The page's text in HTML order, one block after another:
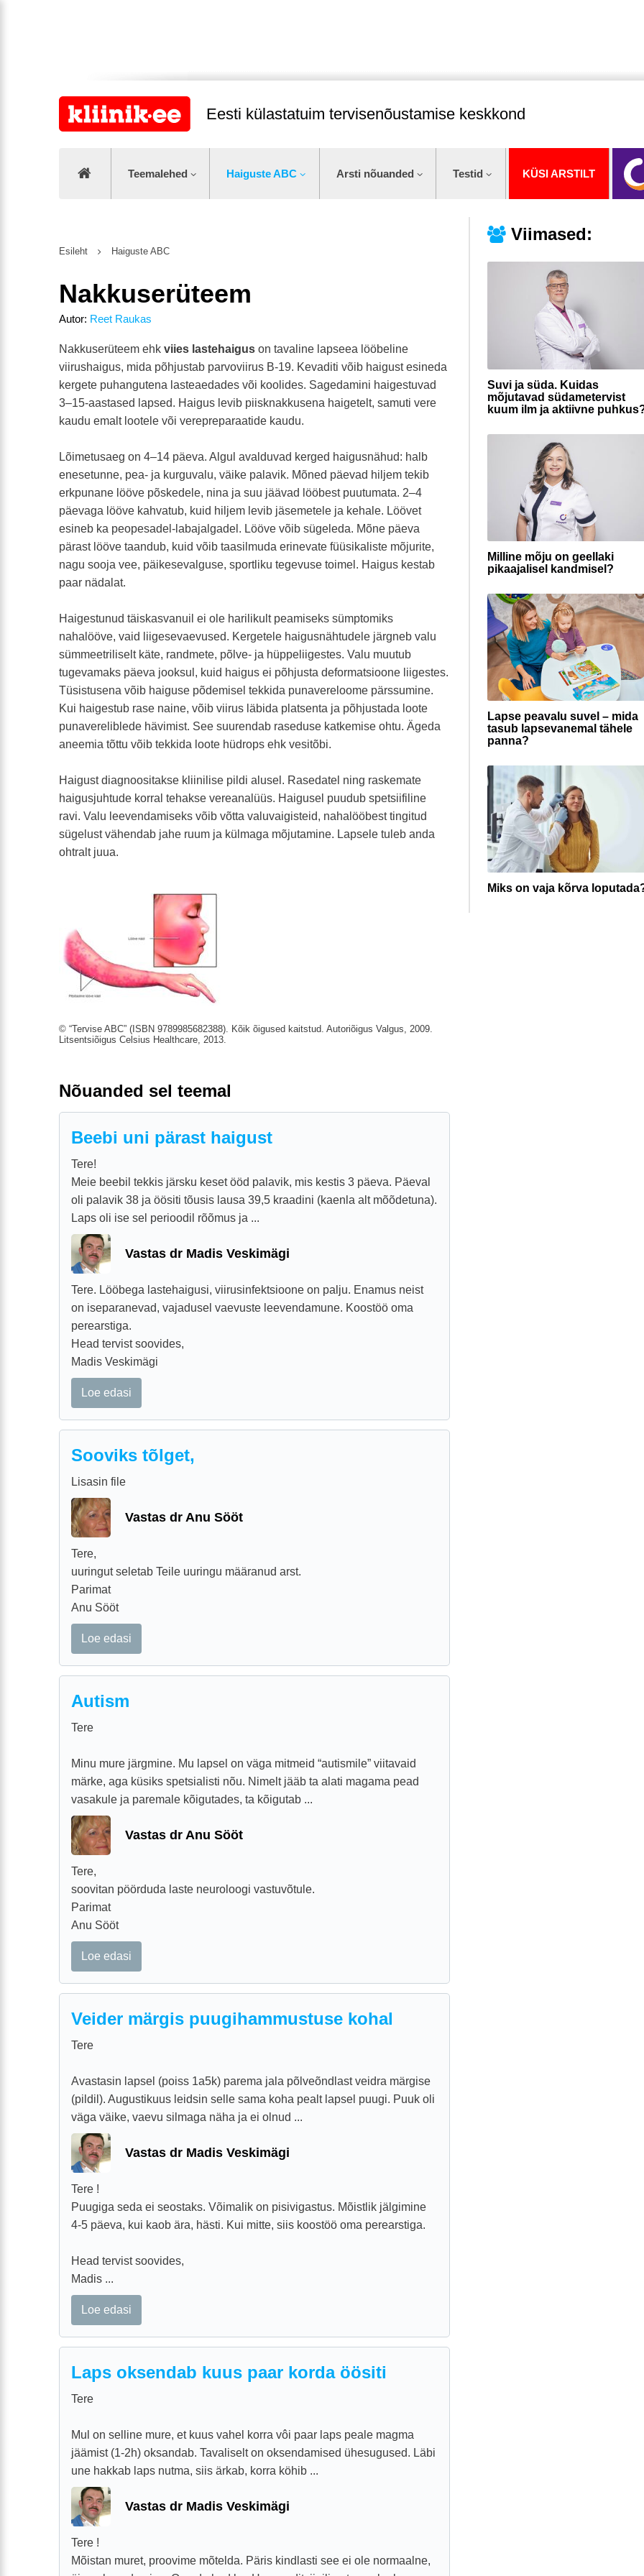
Eesti külastatuim tervisenõustamise keskkond
Teemalehed Haiguste ABC Arsti nõuanded Testid KÜSI ARSTILT
Viimased:
Suvi ja süda. Kuidas
mõjutavad südametervist
kuum ilm ja aktiivne
Milline mõju on geellaki
pikaajalisel kandmisel?
Lapse peavalu suvel – mida
tasub lapsevanemal tähele
panna?
Miks on vaja kõrva
Esileht Haiguste ABC
Nakkuserüteem
Autor: Reet Raukas
Nakkuserüteem ehk viies lastehaigus on tavaline lapseea lööbeline
viirushaigus, mida põhjustab parvoviirus B-19. Kevaditi võib haigust esineda
kergete puhangutena lasteaedades või koolides. Sagedamini haigestuvad
3–15-aastased lapsed. Haigus levib piisknakkusena haigetelt, samuti vere
kaudu emalt lootele või verepreparaatide kaudu.
Lõimetusaeg on 4–14 päeva. Algul avalduvad kerged haigusnähud: halb
enesetunne, pea- ja kurguvalu, väike palavik. Mõned päevad hiljem tekib
erkpunane lööve põskedele, nina ja suu jäävad lööbest puutumata. 2–4
päevaga lööve kahvatub, kuid hiljem levib jäsemetele ja kehale. Löövet
esineb ka peopesadel-labajalgadel. Lööve võib sügeleda. Mõne päeva
pärast lööve taandub, kuid võib taasilmuda erinevate füüsikaliste mõjurite,
nagu sooja vee, päikesevalguse, sportliku tegevuse toimel. Haigus kestab
paar nädalat.
Haigestunud täiskasvanuil ei ole harilikult peamiseks sümptomiks
nahalööve, vaid liigesevaevused. Kergetele haigusnähtudele järgneb valu
sümmeetriliselt käte, randmete, põlve- ja hüppeliigestes. Valu muutub
tugevamaks päeva jooksul, kuid haigus ei põhjusta deformatsioone liigestes.
Tüsistusena võib haiguse põdemisel tekkida punavereloome pärssumine.
Kui haigestub rase naine, võib viirus läbida platsenta ja põhjustada loote
punavereliblede hävimist. See suurendab raseduse katkemise ohtu. Ägeda
aneemia tõttu võib tekkida loote hüdrops ehk vesitõbi.
Haigust diagnoositakse kliinilise pildi alusel. Rasedatel ning raskemate
haigusjuhtude korral tehakse vereanalüüs. Haigusel puudub spetsiifiline
ravi. Valu leevendamiseks võib võtta valuvaigisteid, nahalööbest tingitud
sügelust vähendab jahe ruum ja külmaga mõjutamine. Lapsele tuleb anda
ohtralt juua.
© “Tervise ABC” (ISBN 9789985682388). Kõik õigused kaitstud. Autoriõigus Valgus, 2009.
Litsentsiõigus Celsius Healthcare, 2013.
Nõuanded sel teemal
Beebi uni pärast haigust
Tere!
Meie beebil tekkis järsku keset ööd palavik, mis kestis 3 päeva. Päeval
oli palavik 38 ja öösiti tõusis lausa 39,5 kraadini (kaenla alt mõõdetuna).
Laps oli ise sel perioodil rõõmus ja ...
Vastas dr Madis Veskimägi
Tere. Lööbega lastehaigusi, viirusinfektsioone on palju. Enamus neist
on iseparanevad, vajadusel vaevuste leevendamune. Koostöö oma
perearstiga.
Head tervist soovides,
Madis Veskimägi
Loe edasi
Sooviks tõlget,
Lisasin file
Vastas dr Anu Sööt
Tere,
uuringut seletab Teile uuringu määranud arst.
Parimat
Anu Sööt
Loe edasi
Autism
Tere
Minu mure järgmine. Mu lapsel on väga mitmeid “autismile” viitavaid
märke, aga küsiks spetsialisti nõu. Nimelt jääb ta alati magama pead
vasakule ja paremale kõigutades, ta kõigutab ...
Vastas dr Anu Sööt
Tere,
soovitan pöörduda laste neuroloogi vastuvõtule.
Parimat
Anu Sööt
Loe edasi
Veider märgis puugihammustuse kohal
Tere
Avastasin lapsel (poiss 1a5k) parema jala põlveõndlast veidra märgise
(pildil). Augustikuus leidsin selle sama koha pealt lapsel puugi. Puuk oli
väga väike, vaevu silmaga näha ja ei olnud ...
Vastas dr Madis Veskimägi
Tere !
Puugiga seda ei seostaks. Võimalik on pisivigastus. Mõistlik jälgimine
4-5 päeva, kui kaob ära, hästi. Kui mitte, siis koostöö oma perearstiga.
Head tervist soovides,
Madis ...
Loe edasi
Laps oksendab kuus paar korda öösiti
Tere
Mul on selline mure, et kuus vahel korra vôi paar laps peale magma
jäämist (1-2h) oksandab. Tavaliselt on oksendamised ühesugused. Läbi
une hakkab laps nutma, siis ärkab, korra köhib ...
Vastas dr Madis Veskimägi
Tere !
Mõistan muret, proovime mõtelda. Päris kindlasti see ei ole normaalne,